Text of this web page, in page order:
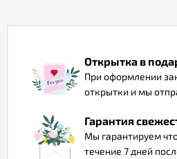
Открытка в
При оформлении
открытки и мы
Гарантия
Мы гарантируем
течение 7 дней